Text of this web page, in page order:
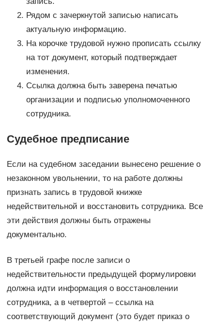
Рядом с зачеркнутой записью написать
актуальную информацию.
На корочке трудовой нужно прописать ссылку
на тот документ, который подтверждает
изменения.
Ссылка должна быть заверена печатью
организации и подписью уполномоченного
сотрудника.
Судебное предписание
Если на судебном заседании вынесено решение о
незаконном увольнении, то на работе должны
признать запись в трудовой книжке
недействительной и восстановить сотрудника. Все
эти действия должны быть отражены
документально.
В третьей графе после записи о
недействительности предыдущей формулировки
должна идти информация о восстановлении
сотрудника, а в четвертой – ссылка на
соответствующий документ (это будет приказ о